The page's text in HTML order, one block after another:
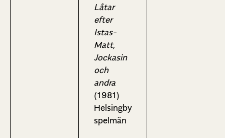
Låtar
efter
Istas-
Matt,
Jockasin
och
andra
(1981)
Helsingby
spelmän